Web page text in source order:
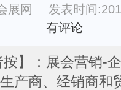
展网
发表时间
有评论
按】：展会营销-
产商、经销商和